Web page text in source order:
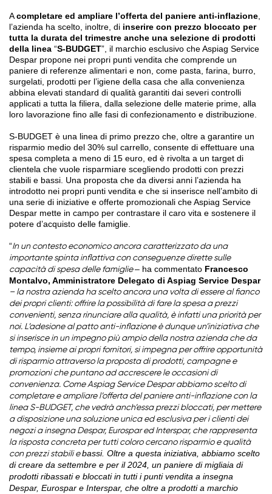
Acompletare ed ampliare l’offerta del paniere anti-inflazione,
l’azienda ha scelto, inoltre, di inserire con prezzo bloccato per
tutta la durata del trimestre anche una selezione di prodotti
della linea “S-BUDGET”, il marchio esclusivo che Aspiag Service
Despar propone nei propri punti vendita che comprende un
paniere di referenze alimentari e non, come pasta, farina, burro,
surgelati, prodotti per l’igiene della casa che alla convenienza
abbina elevati standard di qualità garantiti dai severi controlli
applicati a tutta la filiera, dalla selezione delle materie prime, alla
loro lavorazione fino alle fasi di confezionamento e distribuzione.
S-BUDGET è una linea di primo prezzo che, oltre a garantire un
risparmio medio del 30% sul carrello, consente di effettuare una
spesa completa a meno di 15 euro, ed è rivolta a un target di
clientela che vuole risparmiare scegliendo prodotti con prezzi
stabili e bassi. Una proposta che da diversi anni l’azienda ha
introdotto nei propri punti vendita e che si inserisce nell’ambito di
una serie di iniziative e offerte promozionali che Aspiag Service
Despar mette in campo per contrastare il caro vita e sostenere il
potere d’acquisto delle famiglie.
“In un contesto economico ancora caratterizzato da una
importante spinta inflattiva con conseguenze dirette sulle
capacità di spesa delle famiglie– ha commentato Francesco
Montalvo, Amministratore Delegato di Aspiag Service Despar
– la nostra azienda ha scelto ancora una volta di essere al fianco
dei propri clienti: offrire la possibilità di fare la spesa a prezzi
convenienti, senza rinunciare alla qualità, è infatti una priorità per
noi. L’adesione al patto anti-inflazione è dunque un’iniziativa che
si inserisce in un impegno più ampio della nostra azienda che da
tempo, insieme ai propri fornitori, si impegna per offrire opportunità
di risparmio attraverso la proposta di prodotti, campagne e
promozioni che puntano ad accrescere le occasioni di
convenienza. Come Aspiag Service Despar abbiamo scelto di
completare e ampliare l’offerta del paniere anti-inflazione con la
linea S-BUDGET, che vedrà anch’essa prezzi bloccati, per mettere
a disposizione una soluzione unica ed esclusiva per i clienti dei
negozi a insegna Despar, Eurospar ed Interspar, che rappresenta
la risposta concreta per tutti coloro cercano risparmio e qualità
con prezzi stabili ebassi. Oltre a questa iniziativa, abbiamo scelto
di creare da settembre e per il 2024, un paniere di migliaia di
prodotti ribassati e bloccati in tutti i punti vendita a insegna
Despar, Eurospar e Interspar, che oltre a prodotti a marchio